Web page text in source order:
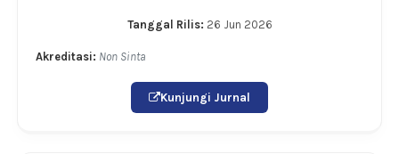
Tanggal Rilis: 26 Jun 2026
Akreditasi: Non Sinta
Kunjungi Jurnal